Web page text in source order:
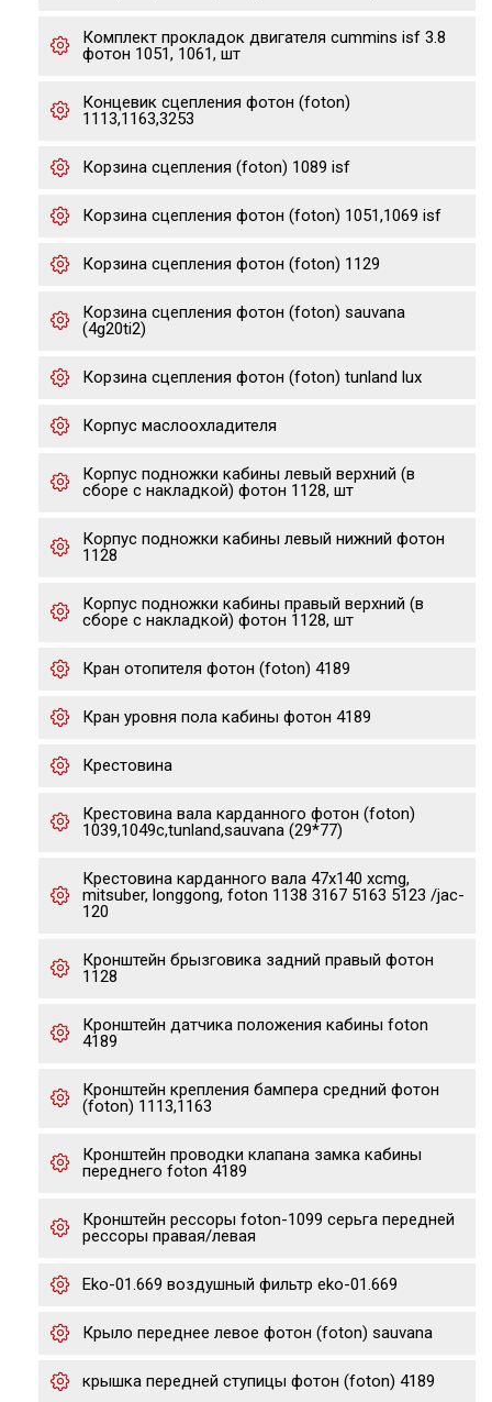
Комплект прокладок двигателя cummins isf 3.8
фотон 1051, 1061, шт
Концевик сцепления фотон (foton)
1113,1163,3253
Корзина сцепления (foton) 1089 isf
Корзина сцепления фотон (foton) 1051,1069 isf
Корзина сцепления фотон (foton) 1129
Корзина сцепления фотон (foton) sauvana
(4g20ti2)
Корзина сцепления фотон (foton) tunland lux
Корпус маслоохладителя
Корпус подножки кабины левый верхний (в
сборе с накладкой) фотон 1128, шт
Корпус подножки кабины левый нижний фотон
1128
Корпус подножки кабины правый верхний (в
сборе с накладкой) фотон 1128, шт
Кран отопителя фотон (foton) 4189
Кран уровня пола кабины фотон 4189
Крестовина
Крестовина вала карданного фотон (foton)
1039,1049с,tunland,sauvana (29*77)
Крестовина карданного вала 47x140 xcmg,
mitsuber, longgong, foton 1138 3167 5163 5123 /jac-
120
Кронштейн брызговика задний правый фотон
1128
Кронштейн датчика положения кабины foton
4189
Кронштейн крепления бампера средний фотон
(foton) 1113,1163
Кронштейн проводки клапана замка кабины
переднего foton 4189
Кронштейн рессоры foton-1099 серьга передней
рессоры правая/левая
Eko-01.669 воздушный фильтр eko-01.669
Крыло переднее левое фотон (foton) sauvana
крышка передней ступицы фотон (foton) 4189